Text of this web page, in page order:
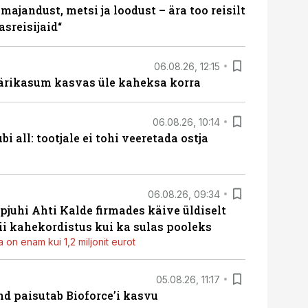
metsi ja loodust – ära too reisilt
06.08.26, 12:15
kasvas üle kaheksa korra
06.08.26, 10:14
all: tootjale ei tohi veeretada ostja
06.08.26, 09:34
Ahti Kalde firmades käive üldiselt
kahekordistus kui ka sulas pooleks
on enam kui 1,2 miljonit eurot
05.08.26, 11:17
paisutab Bioforce’i kasvu